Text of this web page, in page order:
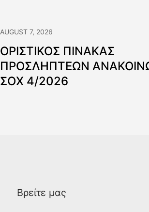
AUGUST 7, 2026
ΟΡΙΣΤΙΚΟΣ ΠΙΝΑΚΑΣ
ΠΡΟΣΛΗΠΤΕΩΝ
ΣΟΧ 4/2026
Βρείτε μας